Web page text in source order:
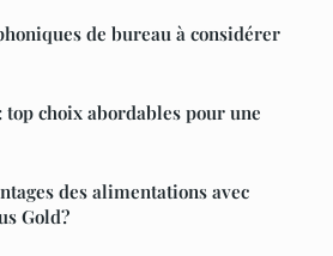
de bureau à considérer
choix abordables pour une
des alimentations avec
Gold?